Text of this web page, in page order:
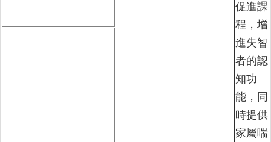
促進課
程，增
進失智
者的認
知功
能，同
時提供
家屬喘